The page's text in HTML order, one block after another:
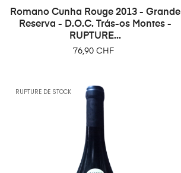
Romano Cunha Rouge 2013 - Grande
Reserva - D.O.C. Trás-os Montes -
RUPTURE...
Prix
76,90 CHF
RUPTURE DE STOCK